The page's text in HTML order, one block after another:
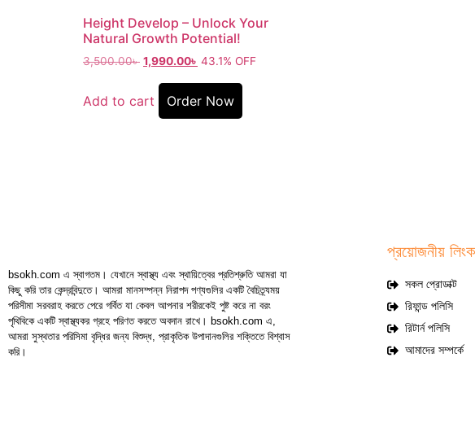
Height Develop – Unlock Your
Natural Growth Potential!
3,500.00৳ 1,990.00৳ 43.1% OFF
Add to cart Order Now
bsokh.com এ স্বাগতম। যেখানে স্বাস্থ্য এবং স্থায়িত্বের প্রতিশ্রুতি আমরা যা
কিছু করি তার কেন্দ্রবিন্দুতে। আমরা মানসম্পন্ন নিরাপদ পণ্যগুলির একটি বৈচিত্র্যময়
পরিসীমা সরবরাহ করতে পেরে গর্বিত যা কেবল আপনার শরীরকেই পুষ্ট করে না বরং
পৃথিবিকে একটি স্বাস্থ্যকর গ্রহে পরিণত করতে অবদান রাখে। bsokh.com এ,
আমরা সুস্থতার পরিসিমা বৃদ্ধির জন্য বিশুদ্ধ, প্রাকৃতিক উপাদানগুলির শক্তিতে বিশ্বাস
করি।
প্রয়োজনীয়
সকল প্রোডাক্ট
রিফান্ড পলিসি
রিটার্ন পলিসি
আমাদের সম্পর্কে